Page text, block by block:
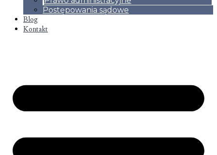
Postępowania sądowe
Blog
Kontakt